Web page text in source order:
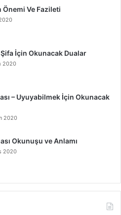
Önemi Ve Fazileti
İçin Okunacak Dualar
2020
– Uyuyabilmek İçin Okunacak
2020
Okunuşu ve Anlamı
2020